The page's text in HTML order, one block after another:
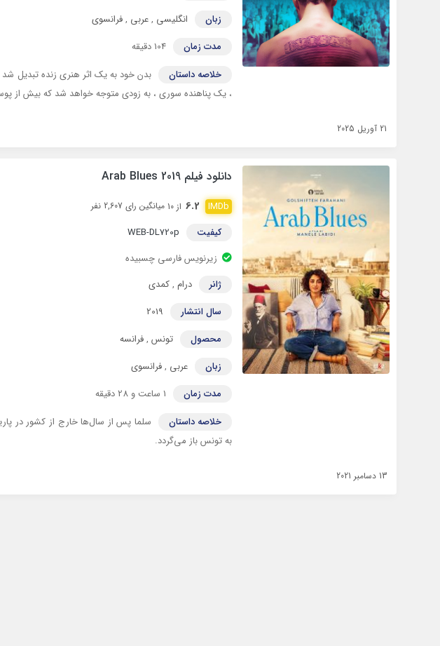
زبان
انگلیسی ,عربی ,فرانسوی
مدت زمان
104 دقیقه
خلاصه داستان
بدن خود به یک اثر هنری زنده تبدیل
، یک پناهنده سوری ، به زودی متوجه خواهد شد که بیش از
21 آوریل 2025
دانلود فیلم Arab Blues 2019
6.2 از 10 میانگین رای 2,607 نفر
کیفیت
WEB-DL720p
زیرنویس فارسی چسبیده
ژانر
درام ,کمدی
سال انتشار
2019
محصول
تونس ,فرانسه
زبان
عربی ,فرانسوی
مدت زمان
1 ساعت و 28 دقیقه
خلاصه داستان
سلما پس از سال‌ها خارج از کشور در
به تونس باز می‌گردد.
13 دسامبر 2021